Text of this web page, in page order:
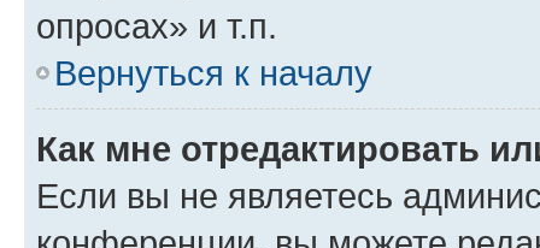
опросах» и т.п.
Вернуться к началу
Как мне отредактировать
Если вы не являетесь